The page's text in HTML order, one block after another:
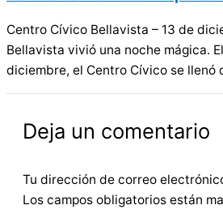
Centro Cívico Bellavista – 13 de
Bellavista vivió una noche mágica.
diciembre, el Centro Cívico se llenó
Deja un comentario
Tu dirección de correo
Los campos obligatorios están